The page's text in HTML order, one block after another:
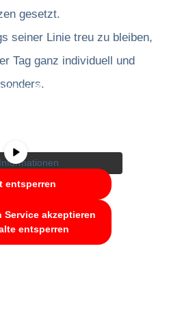
gesetzt.
seiner Linie treu zu bleiben,
Tag ganz individuell und
einen Platzhalterinhalt
entsperren
Service akzeptieren
entsperren